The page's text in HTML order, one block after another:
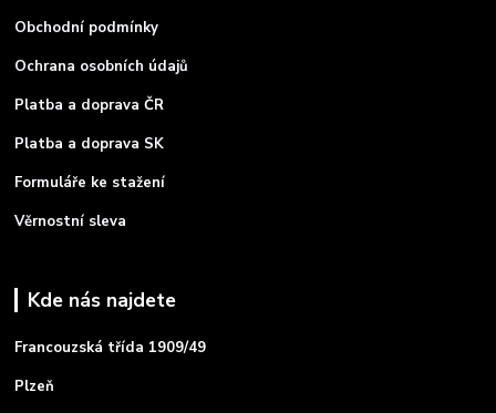
Obchodní podmínky
Ochrana osobních údajů
Platba a doprava ČR
Platba a doprava SK
Formuláře ke stažení
Věrnostní sleva
Kde nás najdete
Francouzská třída 1909/49
Plzeň